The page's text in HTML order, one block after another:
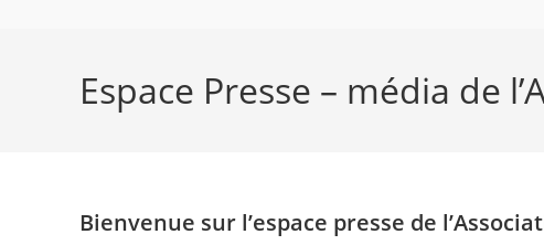
Espace Presse – média de
Bienvenue sur l’espace presse de